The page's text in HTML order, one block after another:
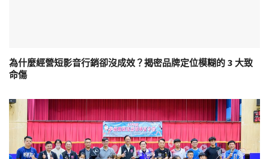
為什麼經營短影音行銷卻沒成效？揭密品牌定位模糊的 3 大致
命傷